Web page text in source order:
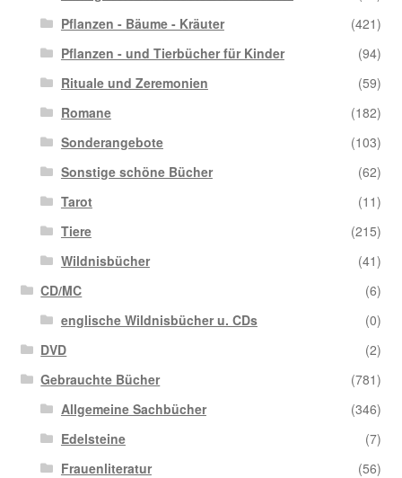
Pflanzen - Bäume - Kräuter
(421)
Pflanzen - und Tierbücher für Kinder
(94)
Rituale und Zeremonien
(59)
Romane
(182)
Sonderangebote
(103)
Sonstige schöne Bücher
(62)
Tarot
(11)
Tiere
(215)
Wildnisbücher
(41)
CD/MC
(6)
englische Wildnisbücher u. CDs
(0)
DVD
(2)
Gebrauchte Bücher
(781)
Allgemeine Sachbücher
(346)
Edelsteine
(7)
Frauenliteratur
(56)